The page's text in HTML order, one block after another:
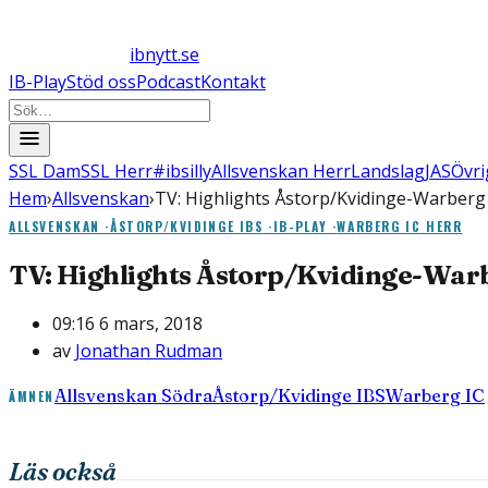
ibnytt.se
IB-PlayStöd ossPodcastKontakt
SSL DamSSL Herr#ibsillyAllsvenskan HerrLandslagJAS
Hem›Allsvenskan›TV: Highlights Åstorp/Kvidinge-Warberg
ALLSVENSKAN ·ÅSTORP/KVIDINGE IBS ·IB-PLAY ·WARBERG IC HERR
TV: Highlights Åstorp/Kvidinge-
09:16 6 mars, 2018
av Jonathan Rudman
ÄMNEN Allsvenskan SödraÅstorp/Kvidinge IBSWarberg IC
Läs också